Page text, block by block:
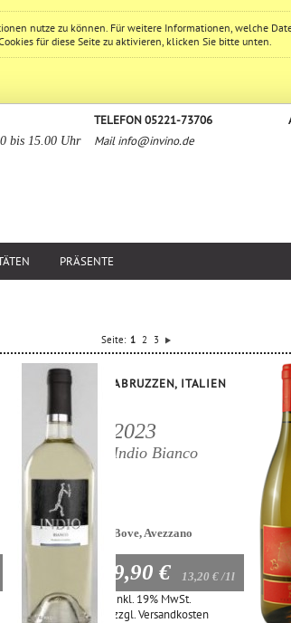
nutze zu können. Für weitere Informationen, welche
für diese Seite zu aktivieren, klicken Sie bitte unten.
bis 15.00 Uhr
TELEFON 05221-73706
Mailinfo@invino.de
PRÄSENTE
Seite: 1 2 3
ABRUZZEN, ITALIEN
2023
Indio Bianco
Bove, Avezzano
9,90 € 13,20 € /1l
Inkl. 19% MwSt.
zzgl.Versandkosten